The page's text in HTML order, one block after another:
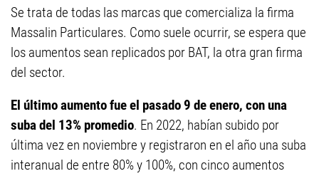
Se trata de todas las marcas que comercializa la firma
Massalin Particulares. Como suele ocurrir, se espera que
los aumentos sean replicados por BAT, la otra gran firma
del sector.
El último aumento fue el pasado 9 de enero, con una
suba del 13% promedio. En 2022, habían subido por
última vez en noviembre y registraron en el año una suba
interanual de entre 80% y 100%, con cinco aumentos